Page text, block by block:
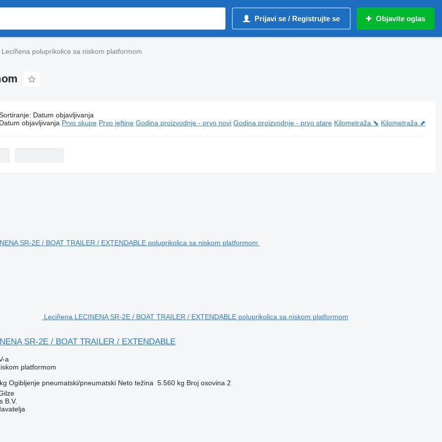
Prijavi se / Registrujte se Objavite oglas
Leciñena poluprikolice sa niskom platformom
poluprikolice sa niskom platformom
: Datum objavljivanja
Datum objavljivanja Prvo skupe Prvo jeftine Godina proizvodnje - prvo novi Godina proizvodnje - prvo stare Kilometraža ⬊ Kilometraža ⬈
Leciñena LECINENA SR-2E / BOAT TRAILER / EXTENDABLE poluprikolica sa niskom platformom
SR-2E / BOAT TRAILER / EXTENDABLE
a
platformom
Ogibljenje pneumatski/pneumatski Neto težina 5.560 kg Broj osovina 2
B.V.